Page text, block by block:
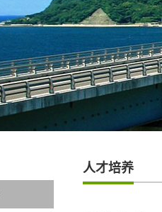
人才培养